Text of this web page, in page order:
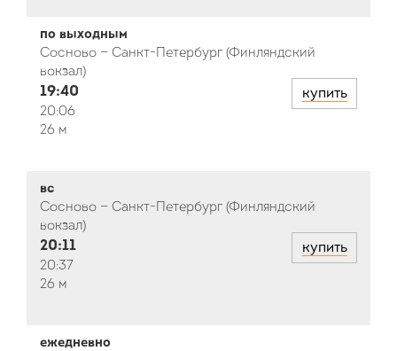
по выходным
Сосново — Санкт-Петербург (Финляндский
вокзал)
19:40
20:06
26 м
купить
вс
Сосново — Санкт-Петербург (Финляндский
вокзал)
20:11
20:37
26 м
купить
ежедневно